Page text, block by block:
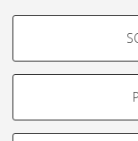
COOKIE DI
Si tratta di cookie
navigazione degli
Mostra cookie di
Impostazioni
Informativa sulla
Condizioni d’uso